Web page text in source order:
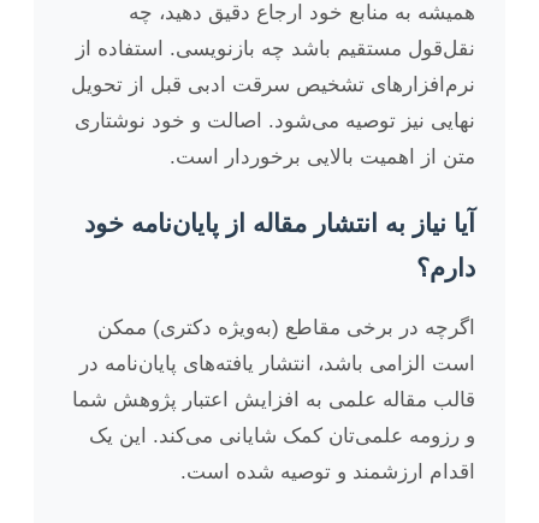
همیشه به منابع خود ارجاع دقیق دهید، چه
نقل‌قول مستقیم باشد چه بازنویسی. استفاده از
نرم‌افزارهای تشخیص سرقت ادبی قبل از تحویل
نهایی نیز توصیه می‌شود. اصالت و خود نوشتاری
متن از اهمیت بالایی برخوردار است.
آیا نیاز به انتشار مقاله از پایان‌نامه خود
دارم؟
اگرچه در برخی مقاطع (به‌ویژه دکتری) ممکن
است الزامی باشد، انتشار یافته‌های پایان‌نامه در
قالب مقاله علمی به افزایش اعتبار پژوهش شما
و رزومه علمی‌تان کمک شایانی می‌کند. این یک
اقدام ارزشمند و توصیه شده است.